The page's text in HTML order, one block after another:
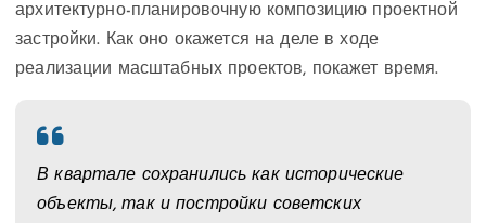
архитектурно-планировочную композицию проектной
застройки. Как оно окажется на деле в ходе
реализации масштабных проектов, покажет время.
В квартале сохранились как исторические
объекты, так и постройки советских